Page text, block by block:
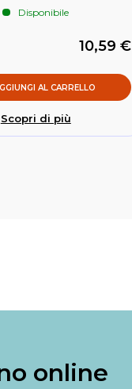
Disponibile
10,59 €
AL CARRELLO
Scopri di più
online